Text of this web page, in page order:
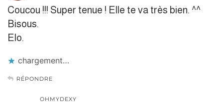
Coucou !!! Super tenue ! Elle te va très bien. ^^
Bisous.
Elo.
chargement…
RÉPONDRE
OHMYDEXY